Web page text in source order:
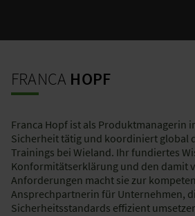
FRANCA HOPF
Franca Hopf ist als Produktmanagerin
Sicherheit tätig und koordiniert global
Trainings bei Wieland. Ihr fundiertes
Konformitätserklärung und den damit
Anforderungen macht sie zur
Ansprechpartnerin für Unternehmen,
Sicherheitsstandards effizient